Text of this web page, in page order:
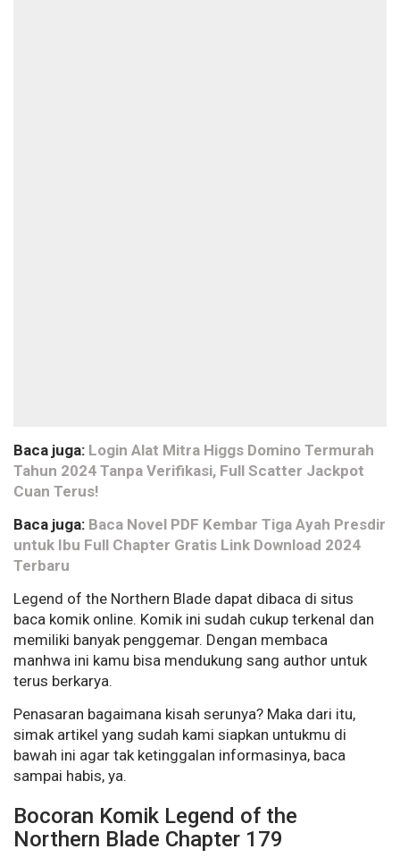
Baca juga: Login Alat Mitra Higgs Domino Termurah
Tahun 2024 Tanpa Verifikasi, Full Scatter Jackpot
Cuan Terus!
Baca juga: Baca Novel PDF Kembar Tiga Ayah Presdir
untuk Ibu Full Chapter Gratis Link Download 2024
Terbaru
Legend of the Northern Blade dapat dibaca di situs
baca komik online. Komik ini sudah cukup terkenal dan
memiliki banyak penggemar. Dengan membaca
manhwa ini kamu bisa mendukung sang author untuk
terus berkarya.
Penasaran bagaimana kisah serunya? Maka dari itu,
simak artikel yang sudah kami siapkan untukmu di
bawah ini agar tak ketinggalan informasinya, baca
sampai habis, ya.
Bocoran Komik Legend of the
Northern Blade Chapter 179